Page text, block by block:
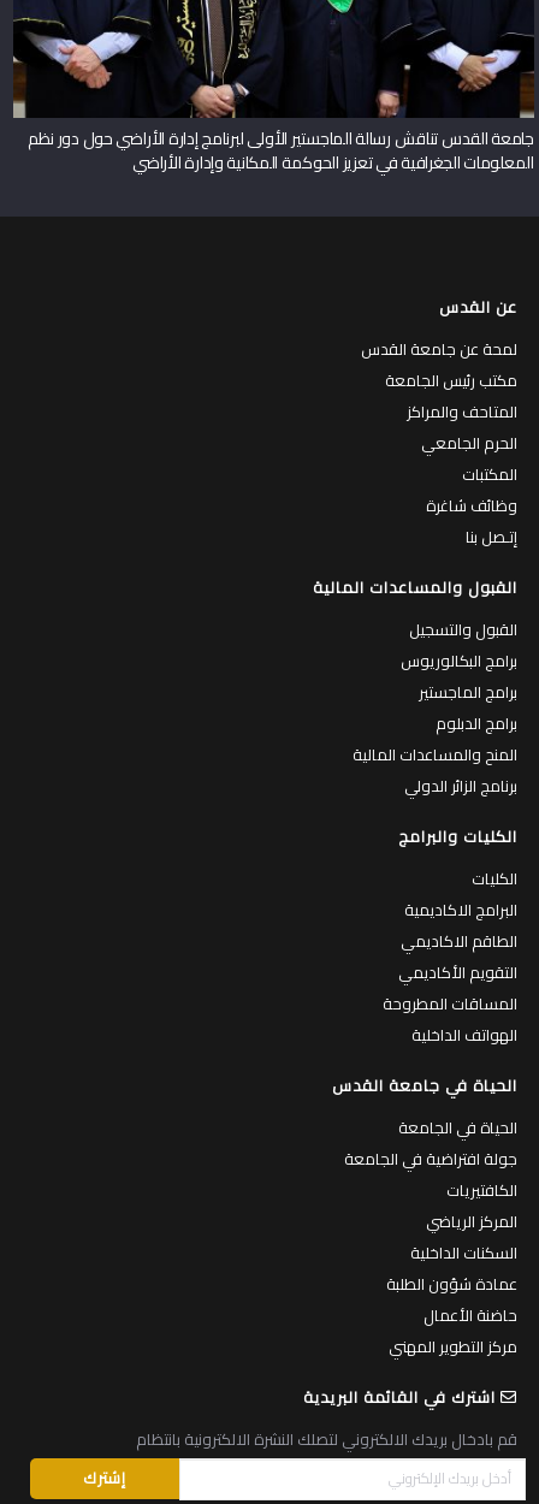
جامعة القدس تناقش رسالة الماجستير الأولى لبرنامج إدارة الأراضي حول دور نظم
المعلومات الجغرافية في تعزيز الحوكمة المكانية وإدارة الأراضي
عن القدس
لمحة عن جامعة القدس
مكتب رئيس الجامعة
المتاحف والمراكز
الحرم الجامعي
المكتبات
وظائف شاغرة
إتـصل بنا
القبول والمساعدات المالية
القبول والتسجيل
برامج البكالوريوس
برامج الماجستير
برامج الدبلوم
المنح والمساعدات المالية
برنامج الزائر الدولي
الكليات والبرامج
الكليات
البرامج الاكاديمية
الطاقم الاكاديمي
التقويم الأكاديمي
المساقات المطروحة
الهواتف الداخلية
الحياة في جامعة القدس
الحياة في الجامعة
جولة افتراضية في الجامعة
الكافتيريات
المركز الرياضي
السكنات الداخلية
عمادة شؤون الطلبة
حاضنة الأعمال
مركز التطوير المهني
اشترك في القائمة البريدية
قم بادخال بريدك الالكتروني لتصلك النشرة الالكترونية بانتظام